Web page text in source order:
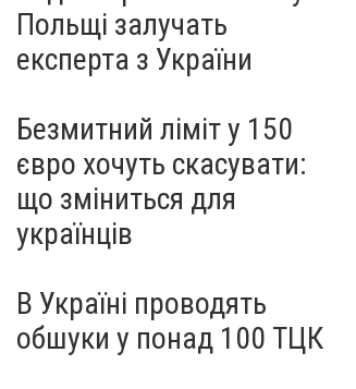
Польщі залучать
експерта з України
Безмитний ліміт у 150
євро хочуть скасувати:
що зміниться для
українців
В Україні проводять
обшуки у понад 100 ТЦК